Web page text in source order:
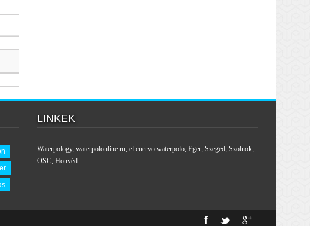
LINKEK
Waterpology, waterpolonline.ru, el cuervo waterpolo, Eger, Szeged, Szolnok,
OSC, Honvéd